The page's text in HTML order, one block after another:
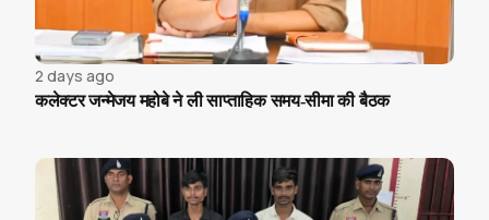
2 days ago
कलेक्टर जन्मेजय महोबे ने ली साप्ताहिक समय-सीमा की बैठक